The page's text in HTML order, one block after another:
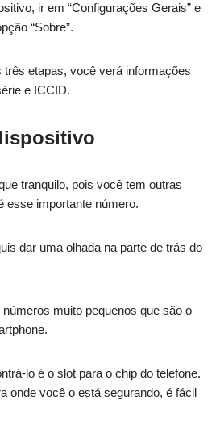
ir em “Configurações Gerais” e
“Sobre”.
etapas, você verá informações
e ICCID.
tranquilo, pois você tem outras
esse importante número.
dar uma olhada na parte de trás do
muito pequenos que são o
lo é o slot para o chip do telefone.
onde você o está segurando, é fácil